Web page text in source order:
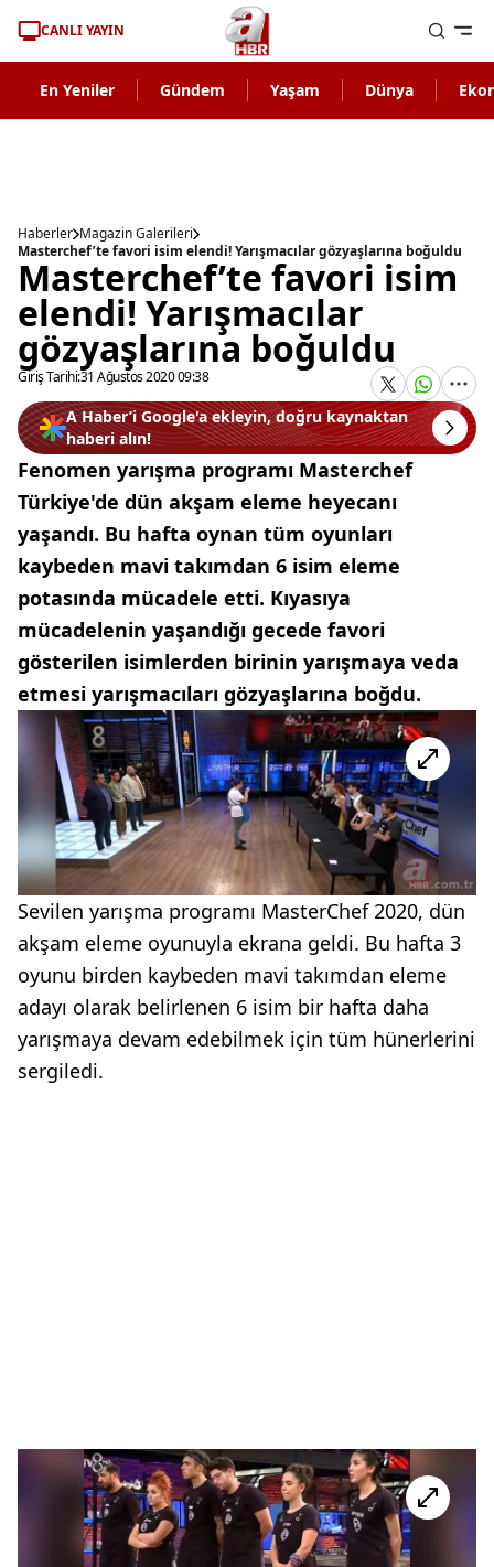
CANLI YAYIN
En Yeniler Gündem Yaşam Dünya
Haberler Magazin Galerileri
Masterchef’te favori isim elendi! Yarışmacılar gözyaşlarına boğuldu
Masterchef’te favori isim
elendi! Yarışmacılar
gözyaşlarına boğuldu
Giriş Tarihi:31 Ağustos 2020 09:38
A Haber’i Google'a ekleyin, doğru kaynaktan
haberi alın!
Fenomen yarışma programı Masterchef
Türkiye'de dün akşam eleme heyecanı
yaşandı. Bu hafta oynan tüm oyunları
kaybeden mavi takımdan 6 isim eleme
potasında mücadele etti. Kıyasıya
mücadelenin yaşandığı gecede favori
gösterilen isimlerden birinin yarışmaya veda
etmesi yarışmacıları gözyaşlarına boğdu.
Sevilen yarışma programı MasterChef 2020, dün
akşam eleme oyunuyla ekrana geldi. Bu hafta 3
oyunu birden kaybeden mavi takımdan eleme
adayı olarak belirlenen 6 isim bir hafta daha
yarışmaya devam edebilmek için tüm hünerlerini
sergiledi.